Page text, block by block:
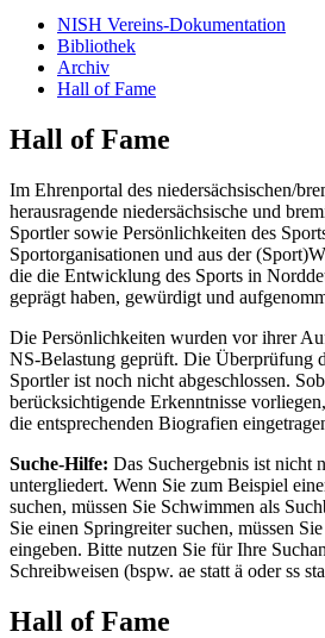
NISH Vereins-Dokumentation
Bibliothek
Archiv
Hall of Fame
Hall of Fame
Im Ehrenportal des niedersächsischen/
herausragende niedersächsische und
Sportler sowie Persönlichkeiten des
Sportorganisationen und aus der
die die Entwicklung des Sports in
geprägt haben, gewürdigt und
Die Persönlichkeiten wurden vor ihrer
NS-Belastung geprüft. Die Überprüfung
Sportler ist noch nicht abgeschlossen.
berücksichtigende Erkenntnisse
die entsprechenden Biografien
Suche-Hilfe: Das Suchergebnis ist nicht
untergliedert. Wenn Sie zum Beispiel
suchen, müssen Sie Schwimmen als
Sie einen Springreiter suchen, müssen
eingeben. Bitte nutzen Sie für Ihre
Schreibweisen (bspw. ae statt ä oder ss
Hall of Fame